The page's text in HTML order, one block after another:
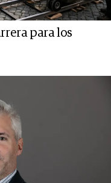
para los